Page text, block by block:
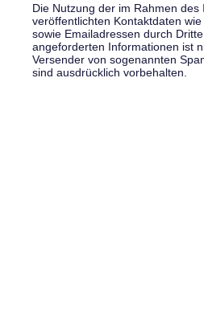
Die Nutzung der im Rahmen
veröffentlichten Kontaktdaten
sowie Emailadressen durch
angeforderten Informationen ist
Versender von sogenannten
sind ausdrücklich vorbehalten.